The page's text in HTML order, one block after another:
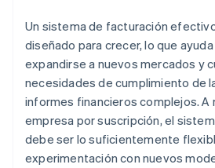
Un sistema de facturación
diseñado para crecer, lo que
expandirse a nuevos mercados y
necesidades de cumplimiento de
informes financieros complejos. A
empresa por suscripción, el
debe ser lo suficientemente
experimentación con nuevos